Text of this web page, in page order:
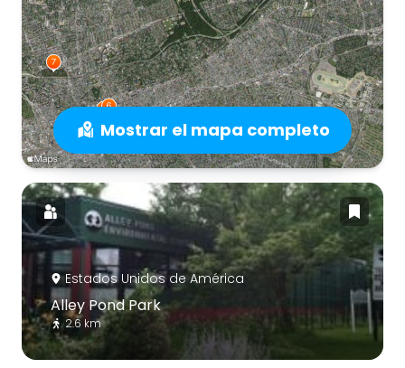
Mostrar el mapa completo
Estados Unidos de América
Alley Pond Park
2.6 km